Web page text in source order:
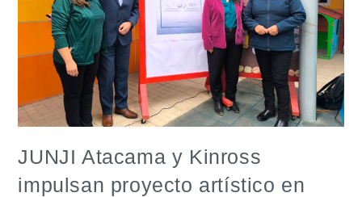
JUNJI Atacama y Kinross
impulsan proyecto artístico en